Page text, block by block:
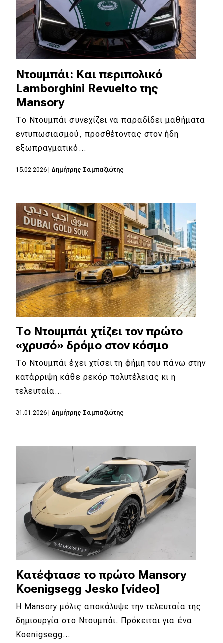
Test Drive
Δοκιμή
Αποστολή
Συγκρίνουμε
Αγώνες
Formula 1
WRC
Eco
Νέα
Τεχνολογία
Mobility
Σταθμοί φόρτισης
Classic
Νέα
Παρουσιάσεις
DRIVE Away
MOTO
Μεταχειρισμένο
Οδηγός αγοράς
Συμβουλές
Χρηστικά
Συμβουλές
ΚΤΕΟ
Οδική βοήθεια
Ντουμπάι: Και περιπολικό
Lamborghini Revuelto της
Mansory
Το Ντουμπάι συνεχίζει να παραδίδει μαθήματα
εντυπωσιασμού, προσθέτοντας στον ήδη
εξωπραγματικό…
15.02.2026 Δημήτρης Σαμπαζιώτης
Το Ντουμπάι χτίζει τον πρώτο
«χρυσό» δρόμο στον κόσμο
Το Ντουμπάι έχει χτίσει τη φήμη του πάνω στην
κατάρριψη κάθε ρεκόρ πολυτέλειας κι η
τελευταία…
31.01.2026 Δημήτρης Σαμπαζιώτης
Κατέφτασε το πρώτο Mansory
Koenigsegg Jesko [video]
Η Mansory μόλις αποκάλυψε την τελευταία της
δημιουργία στο Ντουμπάι. Πρόκειται για ένα
Koenigsegg…